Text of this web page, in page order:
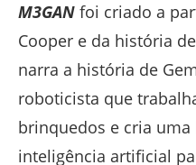
M3GAN foi criado a
Cooper e da história
narra a história de
roboticista que
brinquedos e cria
inteligência artificial